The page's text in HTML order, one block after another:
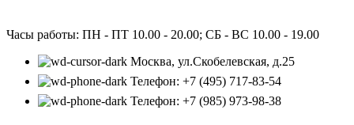
Часы работы: ПН - ПТ 10.00 - 20.00; СБ - ВС 10.00 - 19.00
Москва, ул.Скобелевская, д.25
Телефон: +7 (495) 717-83-54
Телефон: +7 (985) 973-98-38